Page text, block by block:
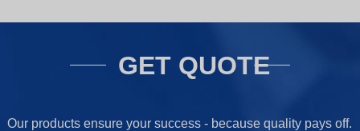
GET QUOTE
Our products ensure your success - because quality pays off.